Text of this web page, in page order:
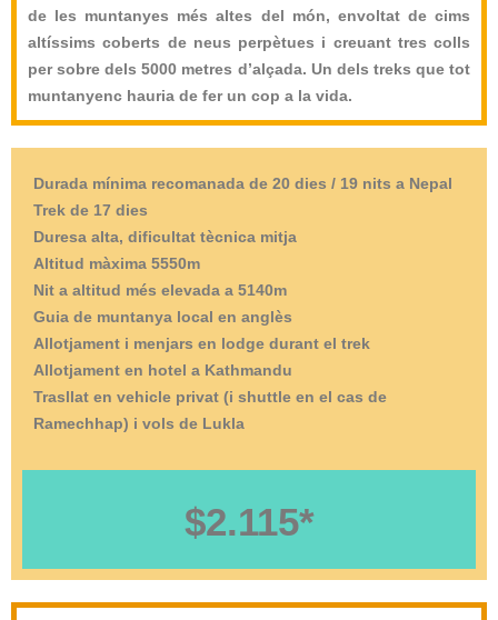
de les muntanyes més altes del món, envoltat de cims
altíssims coberts de neus perpètues i creuant tres colls
per sobre dels 5000 metres d’alçada. Un dels treks que tot
muntanyenc hauria de fer un cop a la vida.
Durada mínima recomanada de 20 dies / 19 nits a Nepal
Trek de 17 dies
Duresa alta, dificultat tècnica mitja
Altitud màxima 5550m
Nit a altitud més elevada a 5140m
Guia de muntanya local en anglès
Allotjament i menjars en lodge durant el trek
Allotjament en hotel a Kathmandu
Trasllat en vehicle privat (i shuttle en el cas de
Ramechhap) i vols de Lukla
$2.115*